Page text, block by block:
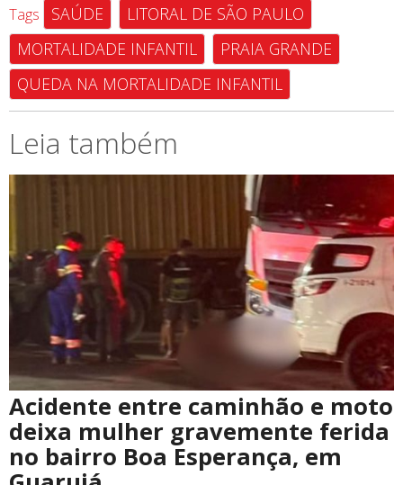
Tags SAÚDE
LITORAL DE SÃO PAULO
MORTALIDADE INFANTIL
PRAIA GRANDE
QUEDA NA MORTALIDADE INFANTIL
Leia também
Acidente entre caminhão e moto
deixa mulher gravemente ferida
no bairro Boa Esperança, em